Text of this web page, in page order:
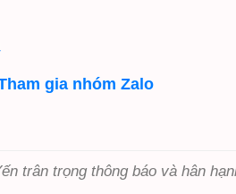
gia nhóm Zalo
trân trọng thông báo và hân